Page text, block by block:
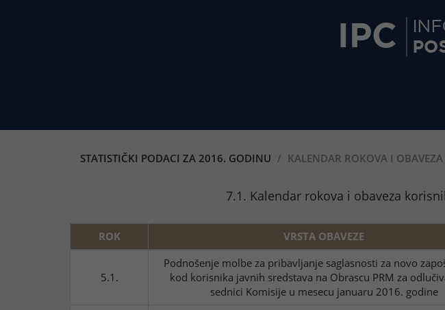
STATISTIČKI PODACI ZA 2016. GODINU KALENDAR ROKOVA I
7.1. Kalendar rokova i obaveza
ROK VRSTA OBAVEZE
5.1.
Podnošenje molbe za pribavljanje saglasnosti za novo
kod korisnika javnih sredstava na Obrascu PRM za
sednici Komisije u mesecu januaru 2016. godine